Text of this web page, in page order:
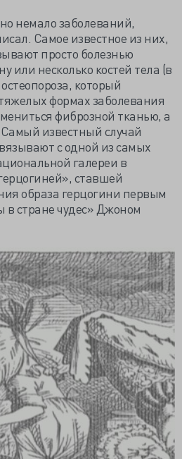
немало заболеваний,
Самое известное из них,
просто болезнью
или несколько костей тела (в
который
формах заболевания
фиброзной тканью, а
известный случай
с одной из самых
галереи в
ставшей
образа герцогини первым
стране чудес» Джоном